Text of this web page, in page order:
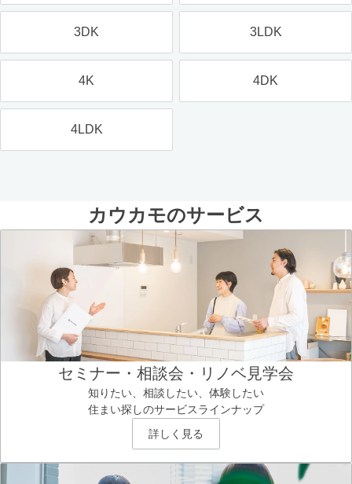
3DK 3LDK
4K 4DK
4LDK
カウカモのサービス
セミナー・相談会・リノベ見学会
知りたい、相談したい、体験したい
住まい探しのサービスラインナップ
詳しく見る